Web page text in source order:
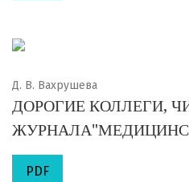
Д. В. Вахрушева
ДОРОГИЕ КОЛЛЕГИ,
PDF